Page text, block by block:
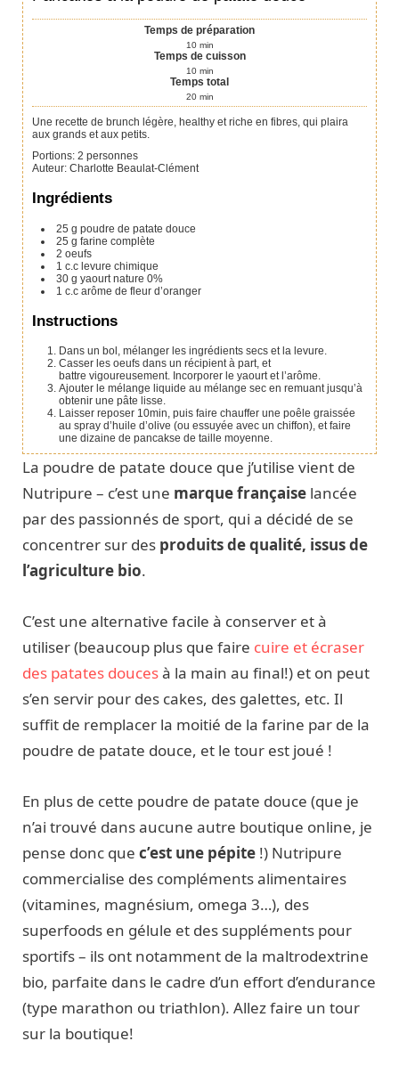
Temps de préparation
10 min
Temps de cuisson
10 min
Temps total
20 min
Une recette de brunch légère, healthy et riche en fibres, qui plaira
aux grands et aux petits.
Portions: 2 personnes
Auteur: Charlotte Beaulat-Clément
Ingrédients
25 g poudre de patate douce
25 g farine complète
2 oeufs
1 c.c levure chimique
30 g yaourt nature 0%
1 c.c arôme de fleur d’oranger
Instructions
Dans un bol, mélanger les ingrédients secs et la levure.
Casser les oeufs dans un récipient à part, et
battre vigoureusement. Incorporer le yaourt et l’arôme.
Ajouter le mélange liquide au mélange sec en remuant jusqu’à
obtenir une pâte lisse.
Laisser reposer 10min, puis faire chauffer une poêle graissée
au spray d’huile d’olive (ou essuyée avec un chiffon), et faire
une dizaine de pancakse de taille moyenne.
La poudre de patate douce que j’utilise vient de
Nutripure – c’est une marque française lancée
par des passionnés de sport, qui a décidé de se
concentrer sur des produits de qualité, issus de
l’agriculture bio.
C’est une alternative facile à conserver et à
utiliser (beaucoup plus que faire cuire et écraser
des patates doucesà la main au final!) et on peut
s’en servir pour des cakes, des galettes, etc. Il
suffit de remplacer la moitié de la farine par de la
poudre de patate douce, et le tour est joué !
En plus de cette poudre de patate douce (que je
n’ai trouvé dans aucune autre boutique online, je
pense donc que c’est une pépite !) Nutripure
commercialise des compléments alimentaires
(vitamines, magnésium, omega 3…), des
superfoods en gélule et des suppléments pour
sportifs – ils ont notamment de la maltrodextrine
bio, parfaite dans le cadre d’un effort d’endurance
(type marathon ou triathlon). Allez faire un tour
sur la boutique!